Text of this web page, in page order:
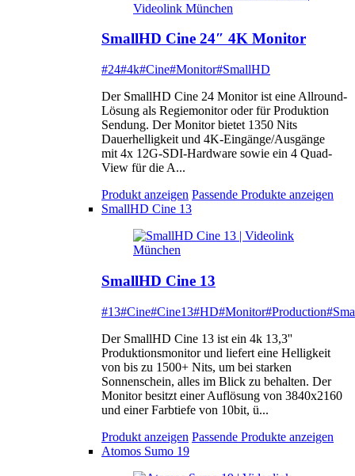
SmallHD Cine 24″ 4K Monitor
#24#4k#Cine#Monitor#SmallHD
Der SmallHD Cine 24 Monitor ist eine Allround-
Lösung als Regiemonitor oder für Produktion
Sendung. Der Monitor bietet 1350 Nits
Dauerhelligkeit und 4K-Eingänge/Ausgänge
mit 4x 12G-SDI-Hardware sowie ein 4 Quad-
View für die A...
Produkt anzeigen Passende Produkte anzeigen
SmallHD Cine 13
SmallHD Cine 13
#13#Cine#Cine13#HD#Monitor#Production
Der SmallHD Cine 13 ist ein 4k 13,3''
Produktionsmonitor und liefert eine Helligkeit
von bis zu 1500+ Nits, um bei starken
Sonnenschein, alles im Blick zu behalten. Der
Monitor besitzt einer Auflösung von 3840x2160
und einer Farbtiefe von 10bit, ü...
Produkt anzeigen Passende Produkte anzeigen
Atomos Sumo 19